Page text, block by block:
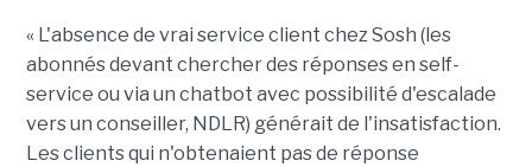
« L'absence de vrai service client chez Sosh (les
abonnés devant chercher des réponses en self-
service ou via un chatbot avec possibilité d'escalade
vers un conseiller, NDLR) générait de l'insatisfaction.
Les clients qui n'obtenaient pas de réponse